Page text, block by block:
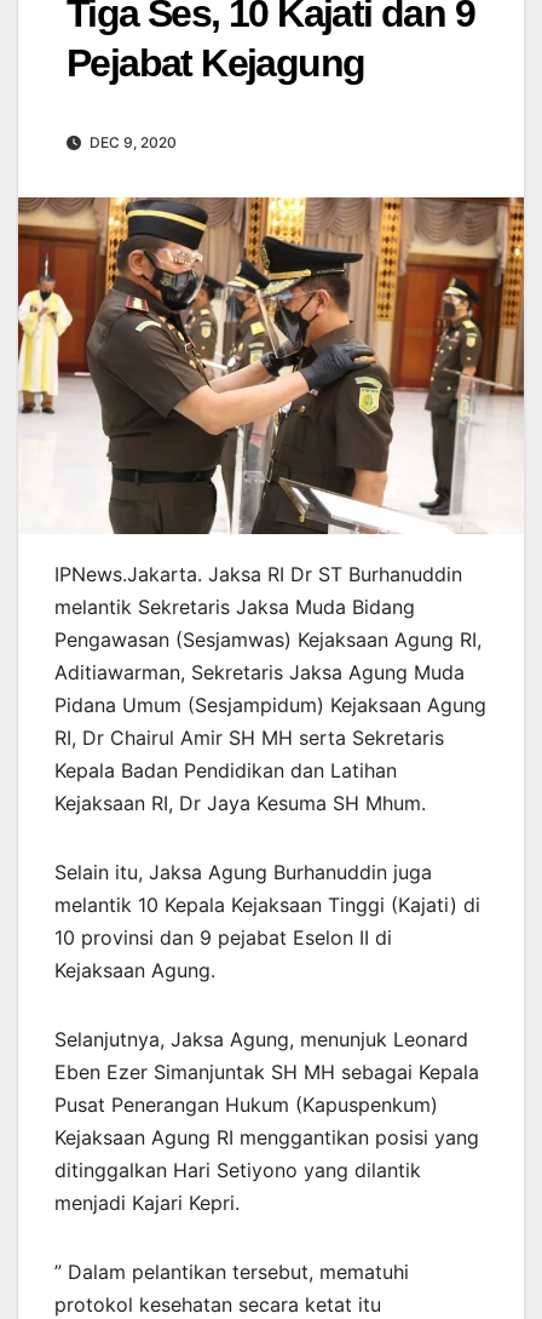
Tiga Ses, 10 Kajati dan 9
Pejabat Kejagung
DEC 9, 2020
IPNews.Jakarta. Jaksa RI Dr ST Burhanuddin
melantik Sekretaris Jaksa Muda Bidang
Pengawasan (Sesjamwas) Kejaksaan Agung RI,
Aditiawarman, Sekretaris Jaksa Agung Muda
Pidana Umum (Sesjampidum) Kejaksaan Agung
RI, Dr Chairul Amir SH MH serta Sekretaris
Kepala Badan Pendidikan dan Latihan
Kejaksaan RI, Dr Jaya Kesuma SH Mhum.
Selain itu, Jaksa Agung Burhanuddin juga
melantik 10 Kepala Kejaksaan Tinggi (Kajati) di
10 provinsi dan 9 pejabat Eselon II di
Kejaksaan Agung.
Selanjutnya, Jaksa Agung, menunjuk Leonard
Eben Ezer Simanjuntak SH MH sebagai Kepala
Pusat Penerangan Hukum (Kapuspenkum)
Kejaksaan Agung RI menggantikan posisi yang
ditinggalkan Hari Setiyono yang dilantik
menjadi Kajari Kepri.
” Dalam pelantikan tersebut, mematuhi
protokol kesehatan secara ketat itu